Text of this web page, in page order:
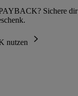
Sichere dir
nutzen